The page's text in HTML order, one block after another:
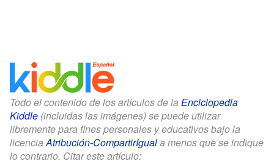
Todo el contenido de los artículos de la Enciclopedia
Kiddle (incluidas las imágenes) se puede utilizar
libremente para fines personales y educativos bajo la
licenciaAtribución-CompartirIguala menos que se indique
lo contrario. Citar este artículo: